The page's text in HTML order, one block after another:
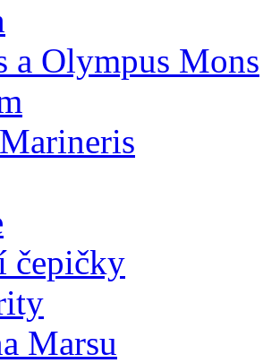
a Olympus Mons
čepičky
Marsu